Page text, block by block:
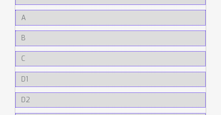
A
B
C
D1
D2